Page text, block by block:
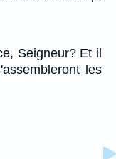
Seigneur? Et il
les